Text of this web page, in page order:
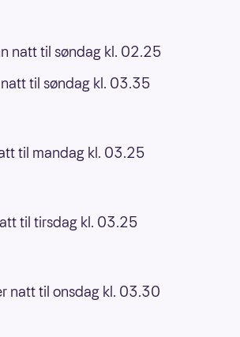
natt til søndag kl. 02.25
til søndag kl. 03.35
til mandag kl. 03.25
til tirsdag kl. 03.25
natt til onsdag kl. 03.30